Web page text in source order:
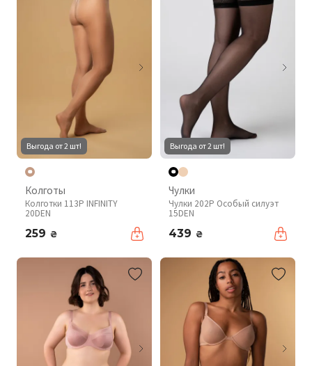
Выгода от 2 шт!
Колготы
Колготки 113P INFINITY
20DEN
259 ₴
Выгода от 2 шт!
Чулки
Чулки 202P Особый силуэт
15DEN
439 ₴